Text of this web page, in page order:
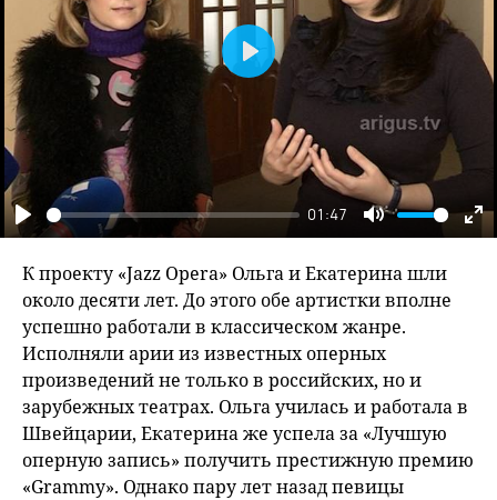
Play
01:47
Mute
Play
К проекту «Jazz Opera» Ольга и Екатерина шли
около десяти лет. До этого обе артистки вполне
успешно работали в классическом жанре.
Исполняли арии из известных оперных
произведений не только в российских, но и
зарубежных театрах. Ольга училась и работала в
Швейцарии, Екатерина же успела за «Лучшую
оперную запись» получить престижную премию
«Grammy». Однако пару лет назад певицы